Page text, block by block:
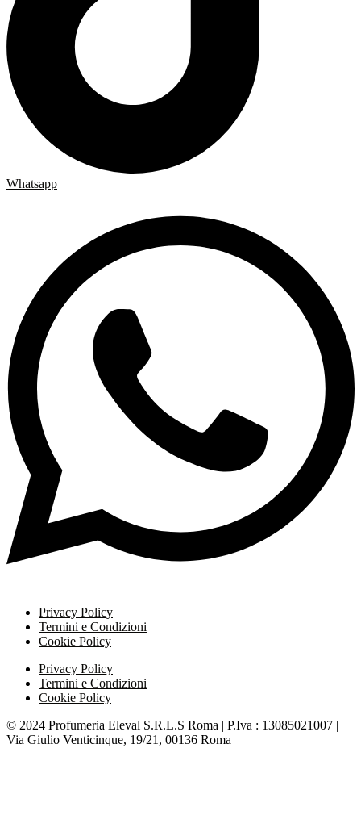
Whatsapp
Privacy Policy
Termini e Condizioni
Cookie Policy
Privacy Policy
Termini e Condizioni
Cookie Policy
© 2024 Profumeria Eleval S.R.L.S Roma | P.Iva : 13085021007 |
Via Giulio Venticinque, 19/21, 00136 Roma